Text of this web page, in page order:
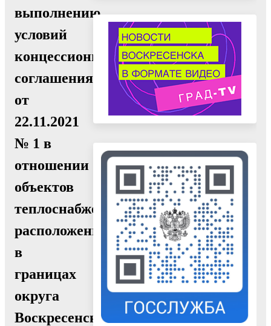
выполнению
условий
концессионного
соглашения
от
22.11.2021
№ 1 в
отношении
объектов
теплоснабжения,
расположенных
в
границах
округа
Воскресенск"